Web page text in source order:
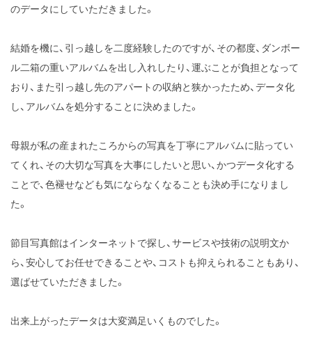
のデータにしていただきました。
結婚を機に、引っ越しを二度経験したのですが、その都度、ダンボー
ル二箱の重いアルバムを出し入れしたり、運ぶことが負担となって
おり、また引っ越し先のアパートの収納と狭かったため、データ化
し、アルバムを処分することに決めました。
母親が私の産まれたころからの写真を丁寧にアルバムに貼ってい
てくれ、その大切な写真を大事にしたいと思い、かつデータ化する
ことで、色褪せなども気にならなくなることも決め手になりまし
た。
節目写真館はインターネットで探し、サービスや技術の説明文か
ら、安心してお任せできることや、コストも抑えられることもあり、
選ばせていただきました。
出来上がったデータは大変満足いくものでした。